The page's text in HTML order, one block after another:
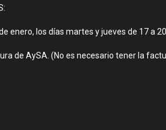
enero, los días martes y jueves de 17 a
de AySA. (No es necesario tener la